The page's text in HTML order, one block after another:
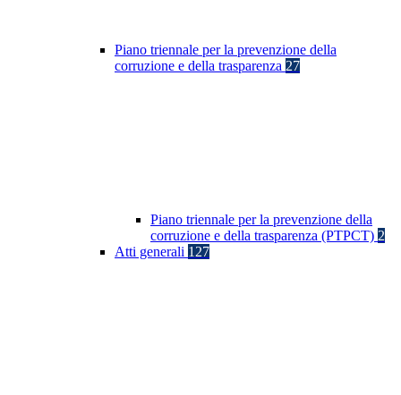
Piano triennale per la prevenzione della
corruzione e della trasparenza 27
Piano triennale per la prevenzione della
corruzione e della trasparenza (PTPCT) 2
Atti generali 127